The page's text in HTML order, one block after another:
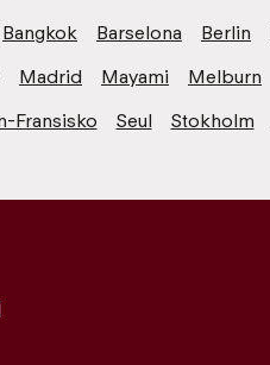
Bangkok Barselona Berlin
Madrid Mayami Melburn
Fransisko
Seul Stokholm